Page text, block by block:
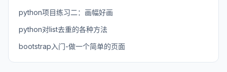
python项目练习二：画幅好画
python对list去重的各种方法
bootstrap入门-做一个简单的页面